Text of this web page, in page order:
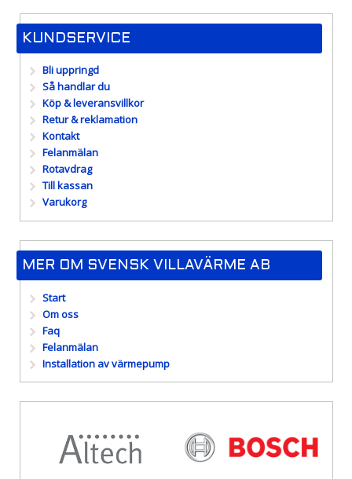
KUNDSERVICE
Bli uppringd
Så handlar du
Köp & leveransvillkor
Retur & reklamation
Kontakt
Felanmälan
Rotavdrag
Till kassan
Varukorg
MER OM SVENSK VILLAVÄRME AB
Start
Om oss
Faq
Felanmälan
Installation av värmepump